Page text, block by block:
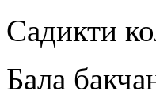
Садикти
Бала